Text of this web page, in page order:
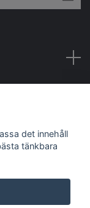
det innehåll
tänkbara